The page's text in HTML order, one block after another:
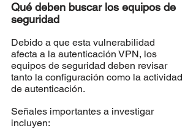
Qué deben buscar los equipos de
seguridad
Debido a que esta vulnerabilidad
afecta a la autenticación VPN, los
equipos de seguridad deben revisar
tanto la configuración como la actividad
de autenticación.
Señales importantes a investigar
incluyen: